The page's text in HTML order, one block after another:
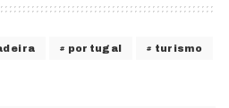
portugal turismo